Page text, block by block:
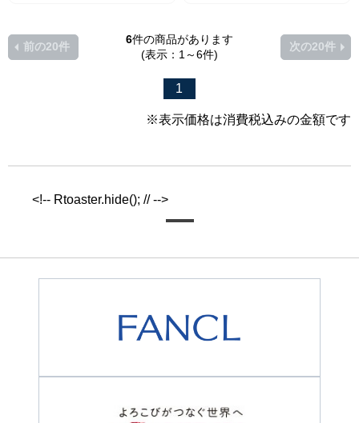
6件の商品があります
(表示：1～6件)
前の20件
1
次の20件
※表示価格は消費税込みの金額です